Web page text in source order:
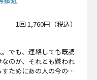
1回 1,760円（税込）
でも、連絡しても既読
のか、それとも嫌われ
ためにあの人の今の本